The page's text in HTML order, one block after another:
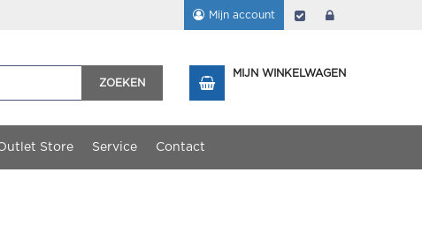
Mijn account Afrekenen
ZOEKEN
MIJN WINKELWAGEN
Store Service Contact